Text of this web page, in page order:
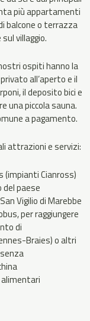
più appartamenti
balcone o terrazza
villaggio.
ospiti hanno la
all’aperto e il
il deposito bici e
una piccola sauna.
a pagamento.
attrazioni e servizi:
(impianti Cianross)
del paese
Vigilio di Marebbe
per raggiungere
di
Braies) o altri
alimentari